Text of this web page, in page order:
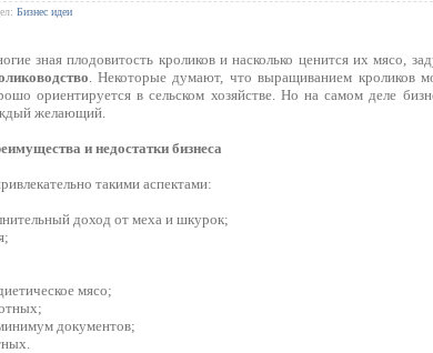
Бизнес идеи
зная плодовитость кроликов и насколько ценится их мясо,
. Некоторые думают, что выращиванием кроликов
ориентируется в сельском хозяйстве. Но на самом деле
желающий.
и недостатки бизнеса
такими аспектами:
доход от меха и шкурок;
мясо;
документов;